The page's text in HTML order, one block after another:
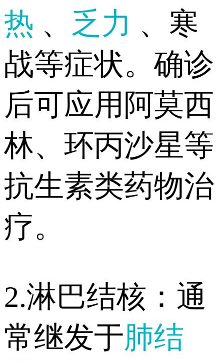
热 、 乏力 、寒
战等症状。确诊
后可应用阿莫西
林、环丙沙星等
抗生素类药物治
疗。
2.淋巴结核：通
常继发于肺结